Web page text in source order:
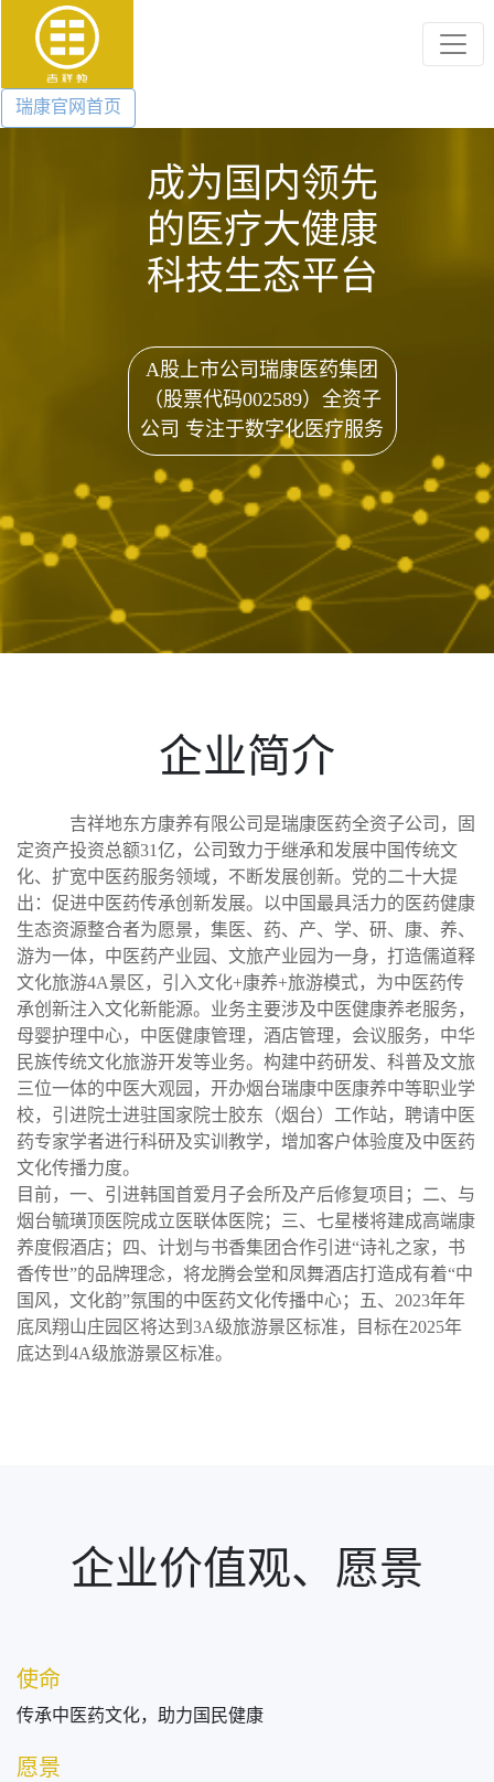
瑞康官网首页
成为国内领先
的医疗大健康
科技生态平台
A股上市公司瑞康医药集团
（股票代码002589）全资子
公司 专注于数字化医疗服务
企业简介
吉祥地东方康养有限公司是瑞康医药全资子公司，固
定资产投资总额31亿，公司致力于继承和发展中国传统文
化、扩宽中医药服务领域，不断发展创新。党的二十大提
出：促进中医药传承创新发展。以中国最具活力的医药健康
生态资源整合者为愿景，集医、药、产、学、研、康、养、
游为一体，中医药产业园、文旅产业园为一身，打造儒道释
文化旅游4A景区，引入文化+康养+旅游模式，为中医药传
承创新注入文化新能源。业务主要涉及中医健康养老服务，
母婴护理中心，中医健康管理，酒店管理，会议服务，中华
民族传统文化旅游开发等业务。构建中药研发、科普及文旅
三位一体的中医大观园，开办烟台瑞康中医康养中等职业学
校，引进院士进驻国家院士胶东（烟台）工作站，聘请中医
药专家学者进行科研及实训教学，增加客户体验度及中医药
文化传播力度。
目前，一、引进韩国首爱月子会所及产后修复项目；二、与
烟台毓璜顶医院成立医联体医院；三、七星楼将建成高端康
养度假酒店；四、计划与书香集团合作引进“诗礼之家，书
香传世”的品牌理念，将龙腾会堂和凤舞酒店打造成有着“中
国风，文化韵”氛围的中医药文化传播中心；五、2023年年
底凤翔山庄园区将达到3A级旅游景区标准，目标在2025年
底达到4A级旅游景区标准。
企业价值观、愿景
使命
传承中医药文化，助力国民健康
愿景